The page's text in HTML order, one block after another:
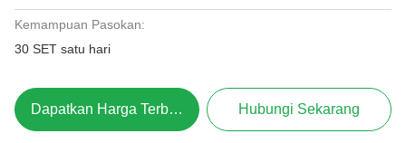
Kemampuan Pasokan:
30 SET satu hari
Dapatkan Harga Terbaik Hubungi Sekarang